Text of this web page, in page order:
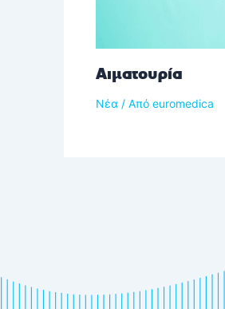
Αιματουρία
Νέα / Από euromedica